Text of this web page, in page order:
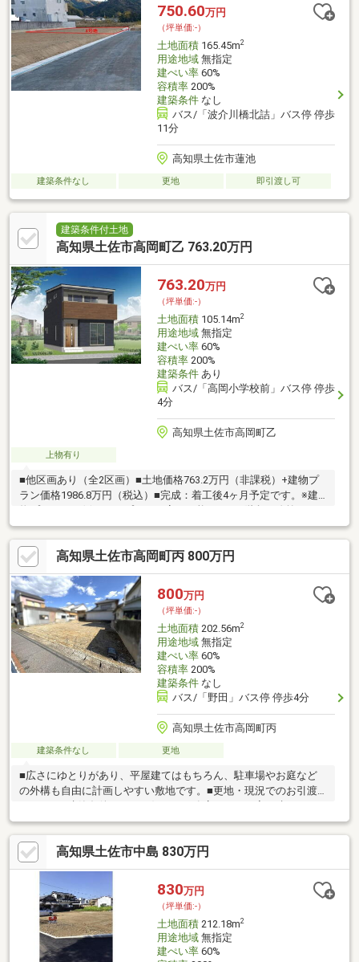
750.60万円
（坪単価:-）
土地面積165.45m2
用途地域無指定
建ぺい率60%
容積率200%
建築条件なし
バス/「波介川橋北詰」バス停 停歩
11分
高知県土佐市蓮池
建築条件なし 更地 即引渡し可
建築条件付土地
高知県土佐市高岡町乙 763.20万円
763.20万円
（坪単価:-）
土地面積105.14m2
用途地域無指定
建ぺい率60%
容積率200%
建築条件あり
バス/「高岡小学校前」バス停 停歩
4分
高知県土佐市高岡町乙
上物有り
■他区画あり（全2区画）■土地価格763.2万円（非課税）+建物プ
ラン価格1986.8万円（税込）■完成：着工後4ヶ月予定です。※建
なっており開放感があります。■リビングにも収納やWICがある
為、生活感を抑えた空間を保てます♪■高岡第一小学校まで約450
ｍ、高岡中学校 まで約550ｍ♪お子様も通学しやすい距離です。■
サンシャインオリビオ店やローソン土佐インター店まで歩6分♪毎
日のお買い物も便利です。■土佐市複合文化施設つなーでまで歩4
分！図書館も併設されており、子どもが気軽に本を読める環境で
す♪
高知県土佐市高岡町丙 800万円
800万円
（坪単価:-）
土地面積202.56m2
用途地域無指定
建ぺい率60%
容積率200%
建築条件なし
バス/「野田」バス停 停歩4分
高知県土佐市高岡町丙
建築条件なし 更地
■広さにゆとりがあり、平屋建てはもちろん、駐車場やお庭など
の外構も自由に計画しやすい敷地です。■更地・現況でのお引渡
とができます。■小学校まで徒歩10分ですので、毎日の通学も負
担が少ないですね♪■ファミリーマート高岡北店まで徒歩4分！周
辺1ｋｍ圏内にはドラッグストアやスーパーが点在しており、お買
い物に便利な住環境です。■国道56号線が近く、市内へのアクセ
スも良好です。■敷地正面の水路に橋を架ける必要があります。
高知県土佐市中島 830万円
830万円
（坪単価:-）
土地面積212.18m2
用途地域無指定
建ぺい率60%